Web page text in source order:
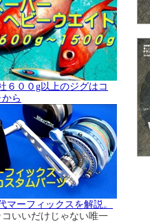
６００g以上のジグはコ
ら
マーフィックスを解説。
コいいだけじゃない唯一